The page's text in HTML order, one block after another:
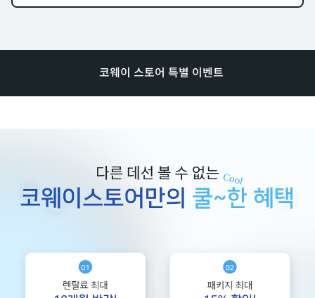
코웨이 스토어 특별 이벤트